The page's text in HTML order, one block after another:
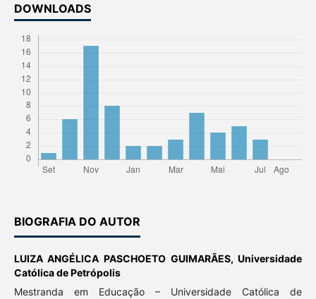
DOWNLOADS
BIOGRAFIA DO AUTOR
LUIZA ANGÉLICA PASCHOETO GUIMARÃES,Universidade
Católica de Petrópolis
Mestranda em Educação – Universidade Católica de